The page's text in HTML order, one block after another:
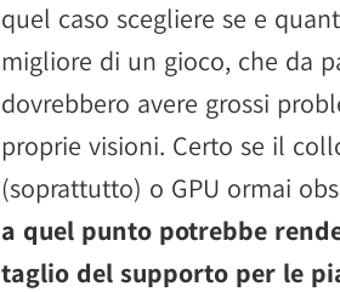
quel caso scegliere se e
migliore di un gioco, che da
dovrebbero avere grossi
proprie visioni. Certo se il
(soprattutto) o GPU ormai
a quel punto potrebbe
taglio del supporto per le